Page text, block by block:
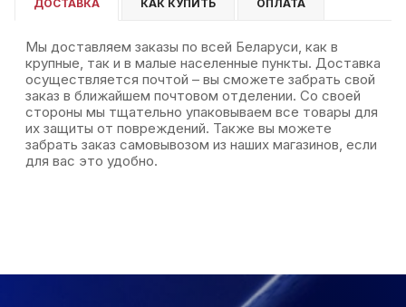
ДОСТАВКА КАК КУПИТЬ ОПЛАТА
Мы доставляем заказы по всей Беларуси, как в
крупные, так и в малые населенные пункты. Доставка
осуществляется почтой – вы сможете забрать свой
заказ в ближайшем почтовом отделении. Со своей
стороны мы тщательно упаковываем все товары для
их защиты от повреждений. Также вы можете
забрать заказ самовывозом из наших магазинов, если
для вас это удобно.